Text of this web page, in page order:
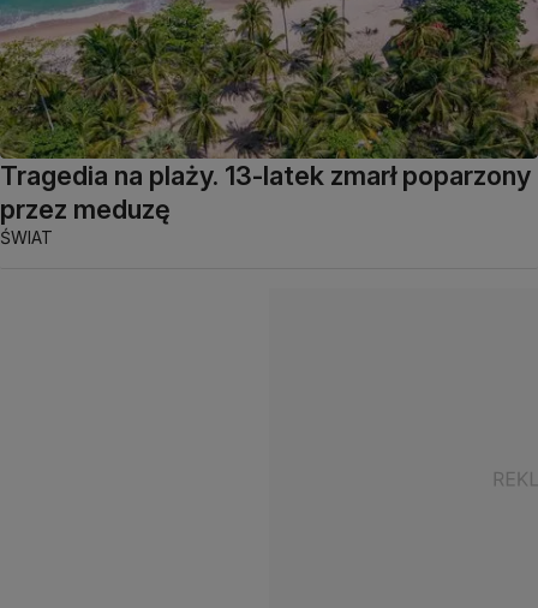
Tragedia na plaży. 13-latek zmarł poparzony
przez meduzę
ŚWIAT